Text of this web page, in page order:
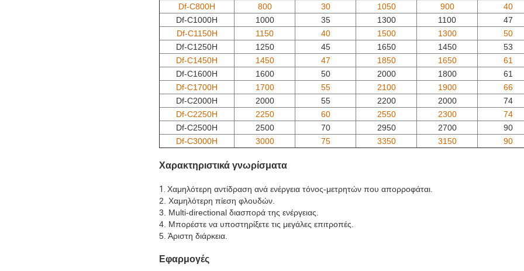
Df-C800H
800 30 1050 900
40
Df-C1000H
1000 35 1300 1100
47
Df-C1150H
1150 40 1500 1300
50
Df-C1250H
1250 45 1650 1450
53
Df-C1450H
1450 47 1850 1650
61
Df-C1600H
1600 50 2000 1800
61
Df-C1700H
1700 55 2100 1900
66
Df-C2000H
2000 55 2200 2000
74
Df-C2250H
2250 60 2550 2300
74
Df-C2500H
2500 70 2950 2700
90
Df-C3000H
3000 75 3350 3150 90
Χαρακτηριστικά γνωρίσματα
1. Χαμηλότερη αντίδραση ανά ενέργεια τόνος-μετρητών που απορροφάται.
2. Χαμηλότερη πίεση φλουδών.
3. Multi-directional διασπορά της ενέργειας.
4. Μπορέστε να υποστηρίξετε τις μεγάλες επιτροπές.
5. Άριστη διάρκεια.
Εφαρμογές